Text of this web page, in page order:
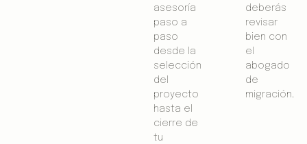
asesoría
paso a
paso
desde la
selección
del
proyecto
hasta el
cierre de
tu
deberás
revisar
bien con
el
abogado
de
migración.